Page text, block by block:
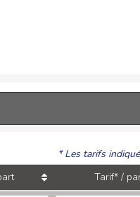
* Les tarifs
Tarif* /